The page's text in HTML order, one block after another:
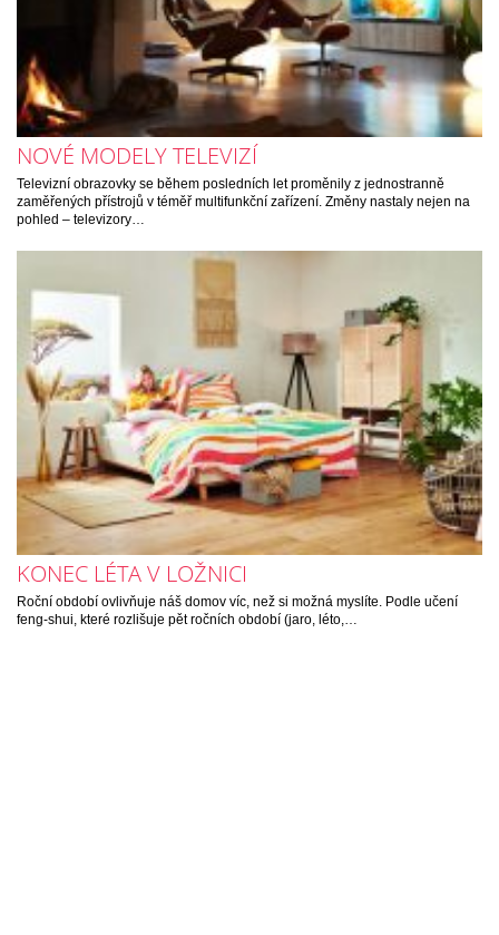
NOVÉ MODELY TELEVIZÍ
Televizní obrazovky se během posledních let proměnily z jednostranně
zaměřených přístrojů v téměř multifunkční zařízení. Změny nastaly nejen na
pohled – televizory…
KONEC LÉTA V LOŽNICI
Roční období ovlivňuje náš domov víc, než si možná myslíte. Podle učení
feng-shui, které rozlišuje pět ročních období (jaro, léto,…